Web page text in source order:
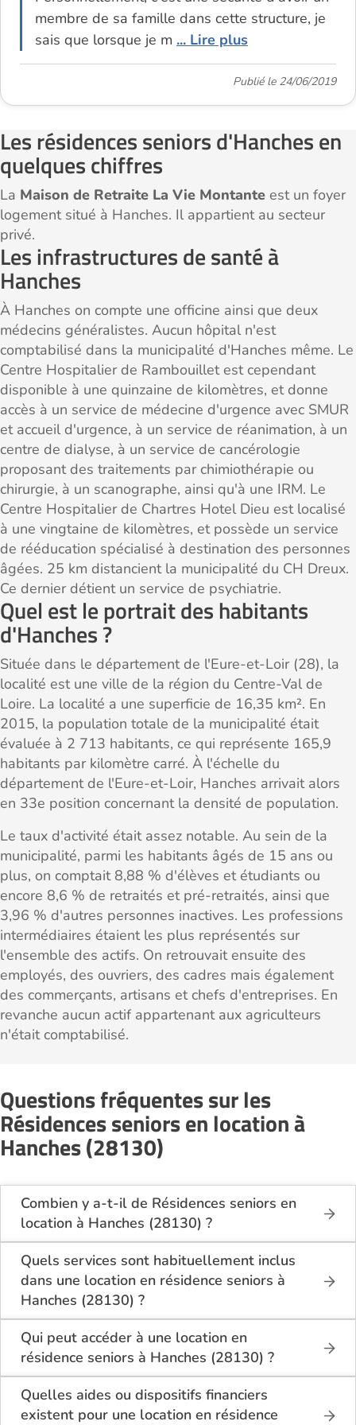
membre de sa famille dans cette structure, je
sais que lorsque je m ... Lire plus
Publié le 24/06/2019
Les résidences seniors d'Hanches en
quelques chiffres
La Maison de Retraite La Vie Montante est un foyer
logement situé à Hanches. Il appartient au secteur
privé.
Les infrastructures de santé à
Hanches
À Hanches on compte une officine ainsi que deux
médecins généralistes. Aucun hôpital n'est
comptabilisé dans la municipalité d'Hanches même. Le
Centre Hospitalier de Rambouillet est cependant
disponible à une quinzaine de kilomètres, et donne
accès à un service de médecine d'urgence avec SMUR
et accueil d'urgence, à un service de réanimation, à un
centre de dialyse, à un service de cancérologie
proposant des traitements par chimiothérapie ou
chirurgie, à un scanographe, ainsi qu'à une IRM. Le
Centre Hospitalier de Chartres Hotel Dieu est localisé
à une vingtaine de kilomètres, et possède un service
de rééducation spécialisé à destination des personnes
âgées. 25 km distancient la municipalité du CH Dreux.
Ce dernier détient un service de psychiatrie.
Quel est le portrait des habitants
d'Hanches ?
Située dans le département de l'Eure-et-Loir (28), la
localité est une ville de la région du Centre-Val de
Loire. La localité a une superficie de 16,35 km². En
2015, la population totale de la municipalité était
évaluée à 2 713 habitants, ce qui représente 165,9
habitants par kilomètre carré. À l'échelle du
département de l'Eure-et-Loir, Hanches arrivait alors
en 33e position concernant la densité de population.
Le taux d'activité était assez notable. Au sein de la
municipalité, parmi les habitants âgés de 15 ans ou
plus, on comptait 8,88 % d'élèves et étudiants ou
encore 8,6 % de retraités et pré-retraités, ainsi que
3,96 % d'autres personnes inactives. Les professions
intermédiaires étaient les plus représentés sur
l'ensemble des actifs. On retrouvait ensuite des
employés, des ouvriers, des cadres mais également
des commerçants, artisans et chefs d'entreprises. En
revanche aucun actif appartenant aux agriculteurs
n'était comptabilisé.
Questions fréquentes sur les
Résidences seniors en location à
Hanches (28130)
Combien y a-t-il de Résidences seniors en
location à Hanches (28130) ?
Sur le site Logement-seniors.com, on recense
actuellement 1 Résidences seniors en location à
Hanches (28130).
Quels services sont habituellement inclus
dans une location en résidence seniors à
Hanches (28130) ?
En location à Hanches (28130), la résidence seniors
inclut généralement : l’entretien des espaces
communs, l’accès à des activités, la présence d’un
accueil / surveillance, la restauration ou service
repas optionnel. Certains services sont optionnels et
peuvent faire monter le tarif.
Qui peut accéder à une location en
résidence seniors à Hanches (28130) ?
La location en résidence seniors à Hanches (28130)
s’adresse aux personnes autonomes souhaitant un
logement adapté, sécurisé et convivial. Il est
Quelles aides ou dispositifs financiers
existent pour une location en résidence